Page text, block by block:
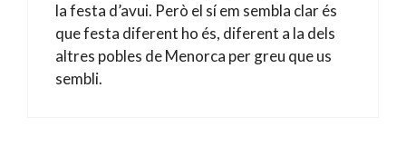
la festa d’avui. Però el sí em sembla clar és
que festa diferent ho és, diferent a la dels
altres pobles de Menorca per greu que us
sembli.